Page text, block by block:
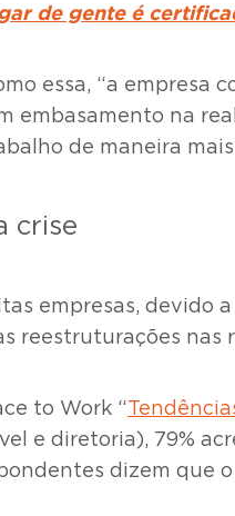
de gente é
essa, “a
embasamento na
de maneira mais
crise
empresas, devido
reestruturações
to Work “
e diretoria), 79%
dizem que